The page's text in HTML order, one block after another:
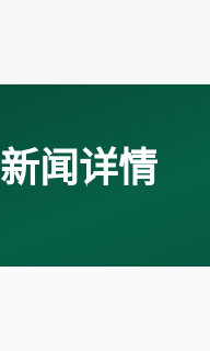
新闻详情